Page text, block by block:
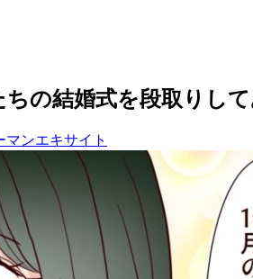
ちの結婚式を段取りし
マンエキサイト